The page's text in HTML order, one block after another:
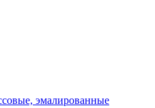
эмалированные